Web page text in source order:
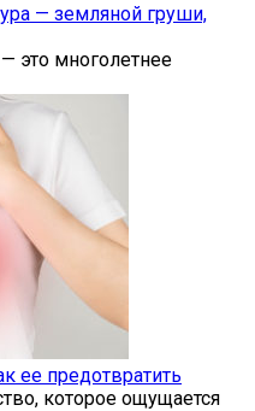
— земляной груши,
это многолетнее
ее предотвратить
которое ощущается